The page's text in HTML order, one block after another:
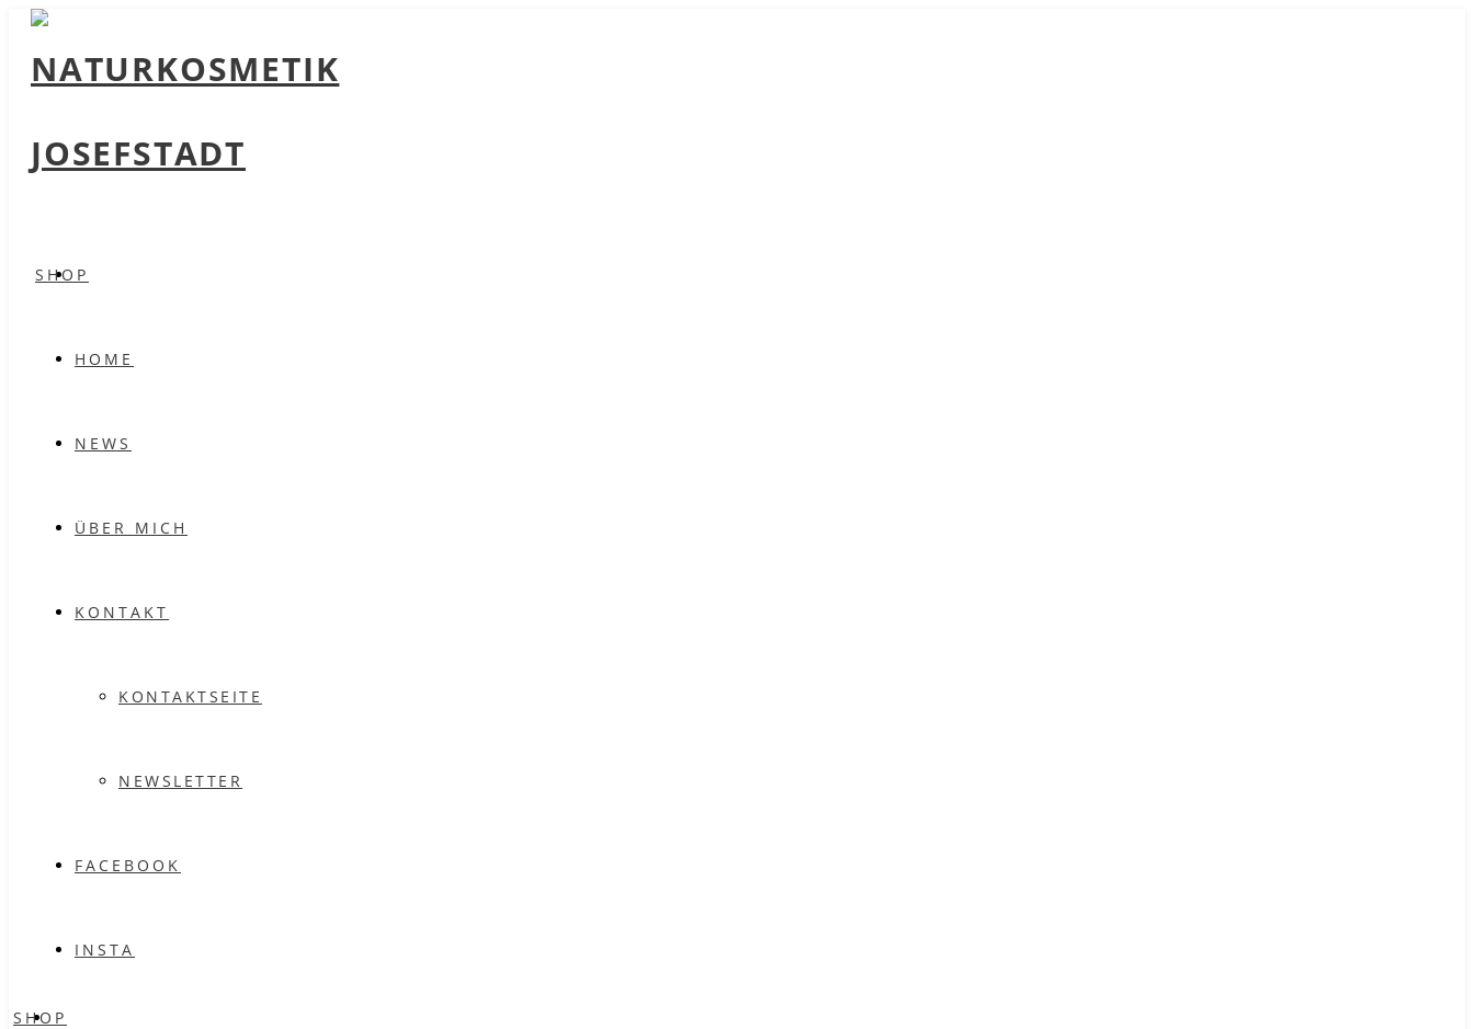
SHOP
HOME
NEWS
ÜBER MICH
KONTAKT
KONTAKTSEITE
NEWSLETTER
FACEBOOK
INSTA
SHOP